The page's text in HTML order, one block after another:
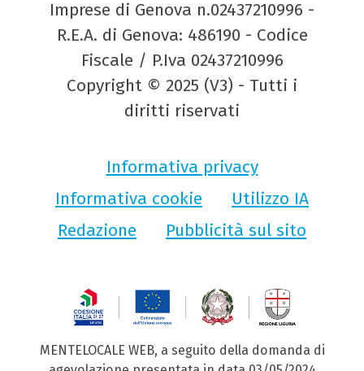
Imprese di Genova n.02437210996 -
R.E.A. di Genova: 486190 - Codice
Fiscale / P.Iva 02437210996
Copyright © 2025 (V3) - Tutti i
diritti riservati
Informativa privacy
Informativa cookie
Utilizzo IA
Redazione
Pubblicità sul sito
MENTELOCALE WEB, a seguito della domanda di